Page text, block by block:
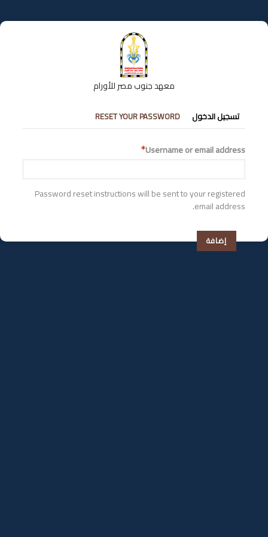
إلى
المحتوى
معهد جنوب مصر للأورام
التبويبات
الأساسية
تسجيل الدخول RESET YOUR PASSWORD
Username or email address
Password reset instructions will be sent to your registered
email address.